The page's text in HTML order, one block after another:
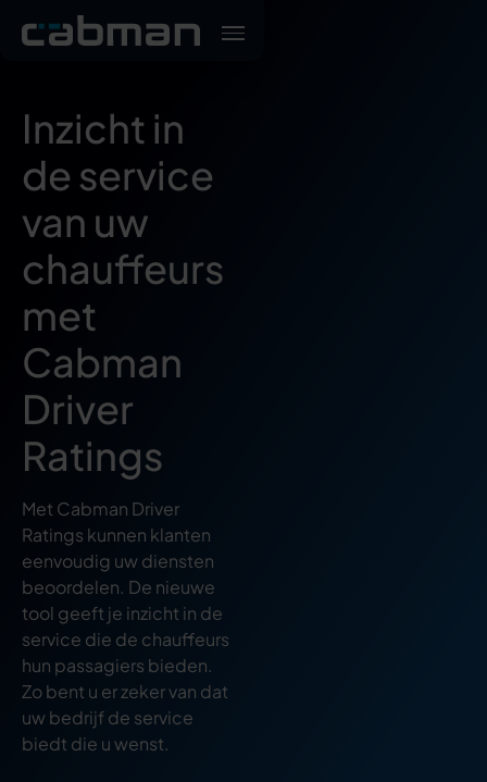
Inzicht in
de service
van uw
chauffeurs
met
Cabman
Driver
Ratings
Met Cabman Driver
Ratings kunnen klanten
eenvoudig uw diensten
beoordelen. De nieuwe
tool geeft je inzicht in de
service die de chauffeurs
hun passagiers bieden.
Zo bent u er zeker van dat
uw bedrijf de service
biedt die u wenst.